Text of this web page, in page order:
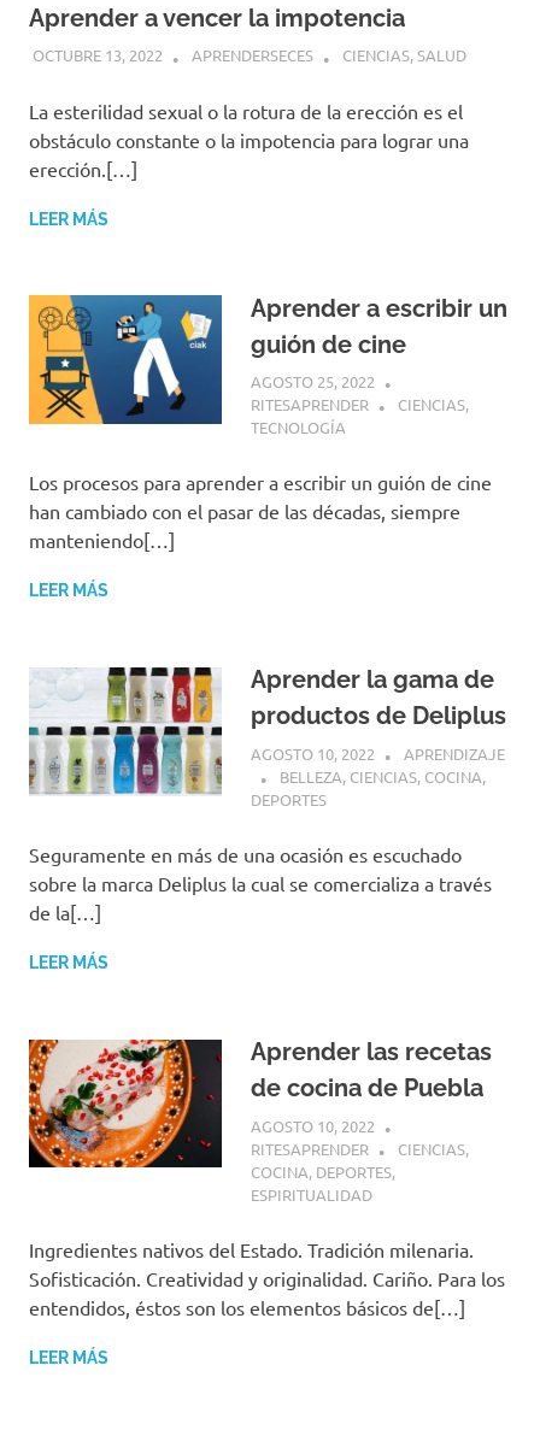
Aprender a vencer la impotencia
OCTUBRE 13, 2022 APRENDERSECES CIENCIAS,SALUD
La esterilidad sexual o la rotura de la erección es el
obstáculo constante o la impotencia para lograr una
erección.[…]
LEER MÁS
Aprender a escribir un
guión de cine
AGOSTO 25, 2022
RITESAPRENDER
CIENCIAS,
TECNOLOGÍA
Los procesos para aprender a escribir un guión de cine
han cambiado con el pasar de las décadas, siempre
manteniendo[…]
LEER MÁS
Aprender la gama de
productos de Deliplus
AGOSTO 10, 2022
APRENDIZAJE
BELLEZA, CIENCIAS, COCINA,
DEPORTES
Seguramente en más de una ocasión es escuchado
sobre la marca Deliplus la cual se comercializa a través
de la[…]
LEER MÁS
Aprender las recetas
de cocina de Puebla
AGOSTO 10, 2022
RITESAPRENDER
CIENCIAS,
COCINA, DEPORTES,
ESPIRITUALIDAD
Ingredientes nativos del Estado. Tradición milenaria.
Sofisticación. Creatividad y originalidad. Cariño. Para los
entendidos, éstos son los elementos básicos de[…]
LEER MÁS